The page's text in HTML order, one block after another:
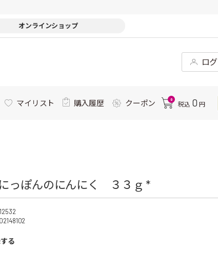
オンラインショップ
ロ
マイリスト 購入履歴 クーポン 0
税込 0 円
っぽんのにんにく ３３ｇ *
る